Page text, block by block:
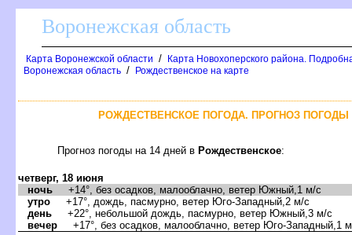
оронежская область
Карта Воронежской области /
Карта Новохоперского района.
оронежская область / Рождественское на карте
РОЖДЕСТВЕНСКОЕ ПОГОДА. ПРОГНОЗ
Прогноз погоды на 14 дней Рождественское:
четверг, 18 июня
ночь +14°, без осадков, малооблачно, ветер Южный,1 м/с
утро +17°, дождь, пасмурно, ветер Юго-Западный,2 м/с
день +22°, небольшой дождь, пасмурно, ветер Южный,3 м/с
ечер +17°, без осадков, малооблачно, ветер Юго-Западный,1